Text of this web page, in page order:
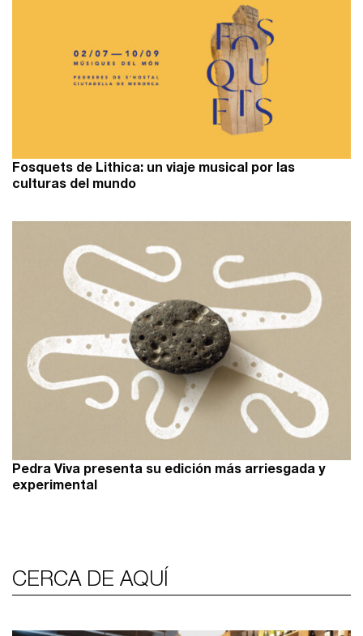
Fosquets de Lithica: un viaje musical por las
culturas del mundo
Pedra Viva presenta su edición más arriesgada y
experimental
CERCA DE AQUÍ